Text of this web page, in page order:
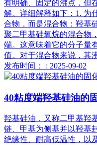
有明确、固定的沸点，但
解。详细解释如下：1. 为
合物，而是混合物：羟基
聚二甲基硅氧烷的混合物
端。这意味着它的分子量
值。对于混合物来说，其
发布时间： : 2025-09-02
40粘度端羟基硅油的
羟基硅油，又称二甲基羟
链、甲基为侧基并以羟基
绝缘性、耐高低温性，以